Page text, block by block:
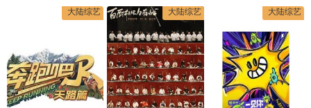
大陆综艺
大陆综艺 大陆综艺